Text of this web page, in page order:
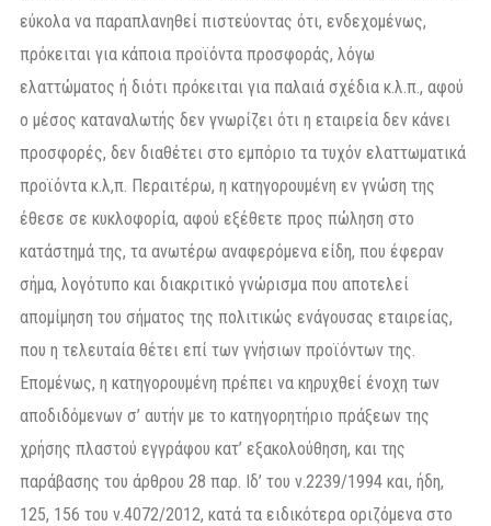
εύκολα να παραπλανηθεί πιστεύοντας ότι, ενδεχομένως,
πρόκειται για κάποια προϊόντα προσφοράς, λόγω
ελαττώματος ή διότι πρόκειται για παλαιά σχέδια κ.λ.π., αφού
ο μέσος καταναλωτής δεν γνωρίζει ότι η εταιρεία δεν κάνει
προσφορές, δεν διαθέτει στο εμπόριο τα τυχόν ελαττωματικά
προϊόντα κ.λ,π. Περαιτέρω, η κατηγορουμένη εν γνώση της
έθεσε σε κυκλοφορία, αφού εξέθετε προς πώληση στο
κατάστημά της, τα ανωτέρω αναφερόμενα είδη, που έφεραν
σήμα, λογότυπο και διακριτικό γνώρισμα που αποτελεί
απομίμηση του σήματος της πολιτικώς ενάγουσας εταιρείας,
που η τελευταία θέτει επί των γνήσιων προϊόντων της.
Επομένως, η κατηγορουμένη πρέπει να κηρυχθεί ένοχη των
αποδιδόμενων σ’ αυτήν με το κατηγορητήριο πράξεων της
χρήσης πλαστού εγγράφου κατ’ εξακολούθηση, και της
παράβασης του άρθρου 28 παρ. Ιδ’ του ν.2239/1994 και, ήδη,
125, 156 του ν.4072/2012, κατά τα ειδικότερα οριζόμενα στο